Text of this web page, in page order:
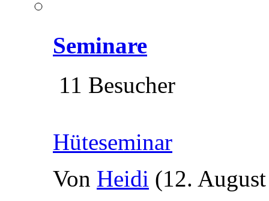
Seminare
11 Besucher
Hüteseminar
Von Heidi (12.